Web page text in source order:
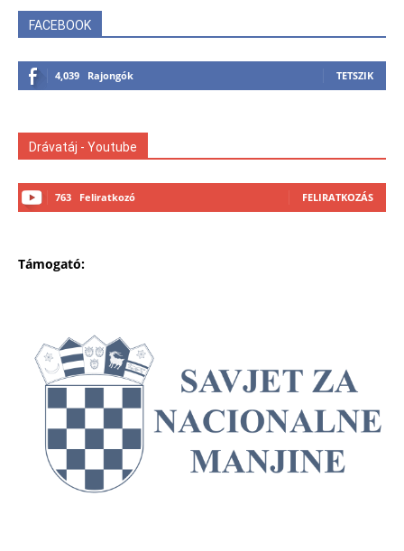
FACEBOOK
4,039 Rajongók TETSZIK
Drávatáj - Youtube
763 Feliratkozó FELIRATKOZÁS
Támogató: